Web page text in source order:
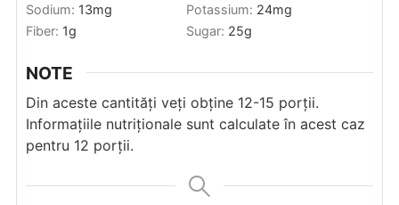
Sodium: 13mg Potassium: 24mg
Fiber: 1g Sugar: 25g
NOTE
Din aceste cantități veți obține 12-15 porții.
Informațiile nutriționale sunt calculate în acest caz
pentru 12 porții.